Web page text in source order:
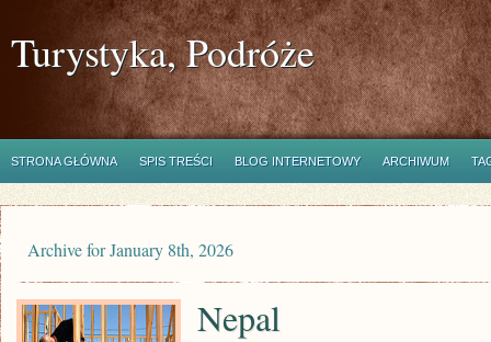
Turystyka, Podróże
STRONA GŁÓWNA SPIS TREŚCI BLOG INTERNETOWY ARCHIWUM
Archive for January 8th, 2026
Nepal